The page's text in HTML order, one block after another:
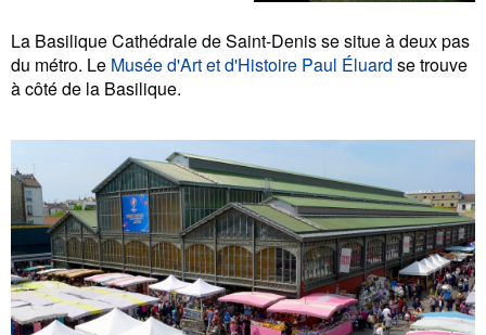
La Basilique Cathédrale de Saint-Denis se situe à deux pas
du métro. Le Musée d'Art et d'Histoire Paul Éluard se trouve
à côté de la Basilique.